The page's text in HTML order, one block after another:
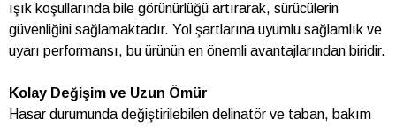
ışık koşullarında bile görünürlüğü artırarak, sürücülerin
güvenliğini sağlamaktadır. Yol şartlarına uyumlu sağlamlık ve
uyarı performansı, bu ürünün en önemli avantajlarından biridir.
Kolay Değişim ve Uzun Ömür
Hasar durumunda değiştirilebilen delinatör ve taban, bakım